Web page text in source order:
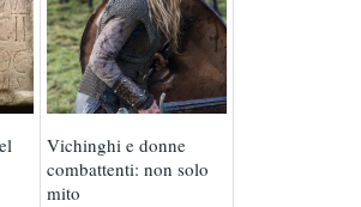
Vichinghi e donne
combattenti: non solo
mito